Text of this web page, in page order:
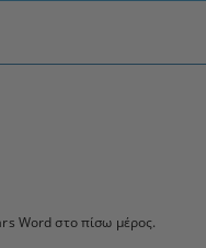
Word στο πίσω μέρος.